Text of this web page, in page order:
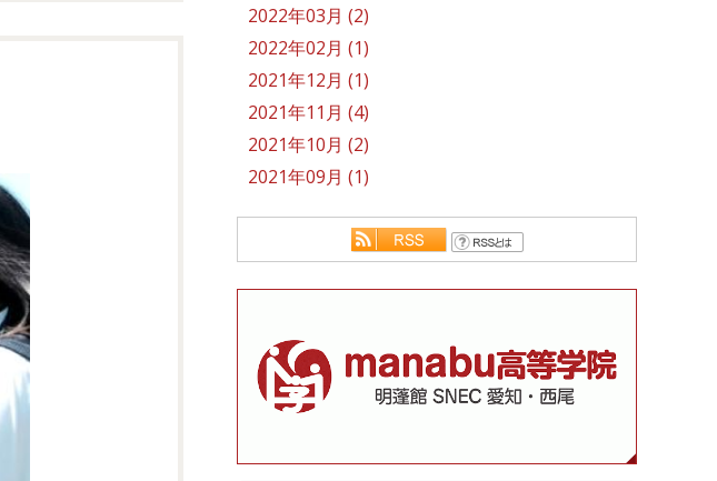
2022年03月 (2)
2022年02月 (1)
2021年12月 (1)
2021年11月 (4)
2021年10月 (2)
2021年09月 (1)